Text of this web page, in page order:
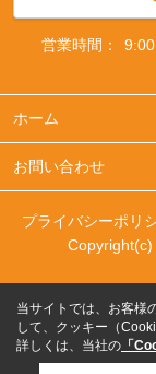
営業時間：
ホーム
お問い合わせ
プライバシーポリ
Copyright(c)
当サイトでは、お客様
して、クッキー（
詳しくは、当社の 「